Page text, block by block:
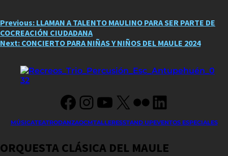
Post
navigation
Previous: LLAMAN A TALENTO MAULINO PARA SER PARTE DE
COCREACIÓN CIUDADANA
Next: CONCIERTO PARA NIÑAS Y NIÑOS DEL MAULE 2024
Facebook
Instagram
YouTube
X FlickrLinkedIn
MÚSICATEATRODANZAOCMTALLERESSTAND UPEVENTOS ESPECIALES
ORQUESTA CLÁSICA DEL MAULE